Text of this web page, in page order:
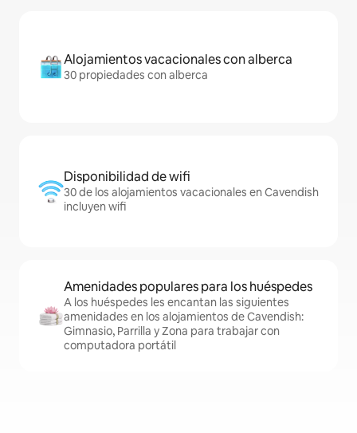
Alojamientos vacacionales con alberca
30 propiedades con alberca
Disponibilidad de wifi
30 de los alojamientos vacacionales en Cavendish
incluyen wifi
Amenidades populares para los huéspedes
A los huéspedes les encantan las siguientes
amenidades en los alojamientos de Cavendish:
Gimnasio, Parrilla y Zona para trabajar con
computadora portátil